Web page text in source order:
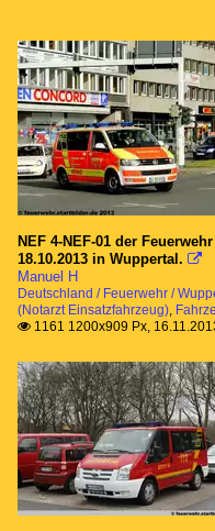
NEF 4-NEF-01 der
18.10.2013 in Wuppertal. 
Manuel H
Deutschland / Feuerwehr /
(Notarzt Einsatzfahrzeug),
 1161 1200x909 Px,